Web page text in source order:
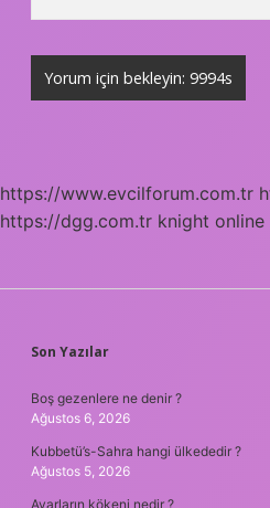
https://www.evcilforum.com.tr
https://dgg.com.tr knight online
SIDEBAR
Son Yazılar
Boş gezenlere ne denir ?
Ağustos 6, 2026
Kubbetü’s-Sahra hangi ülkededir ?
Ağustos 5, 2026
Avarların kökeni nedir ?